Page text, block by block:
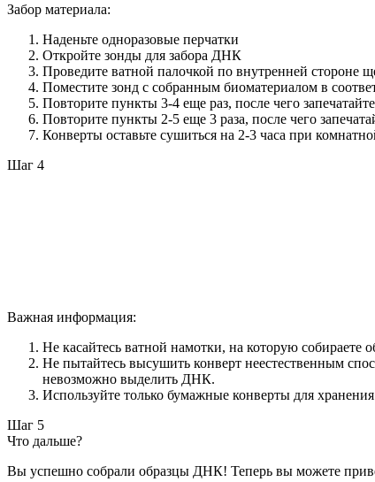
Забор материала:
Наденьте одноразовые перчатки
Откройте зонды для забора ДНК
Проведите ватной палочкой по внутренней стороне
Поместите зонд с собранным биоматериалом в
Повторите пункты 3-4 еще раз, после чего
Повторите пункты 2-5 еще 3 раза, после чего
Конверты оставьте сушиться на 2-3 часа при
Шаг 4
Важная информация:
Не касайтесь ватной намотки, на которую собираете
Не пытайтесь высушить конверт неестественным
невозможно выделить ДНК.
Используйте только бумажные конверты для
Шаг 5
Что дальше?
Вы успешно собрали образцы ДНК! Теперь вы можете